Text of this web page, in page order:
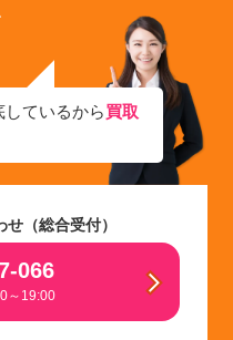
ているから買取
（総合受付）
066
～19:00